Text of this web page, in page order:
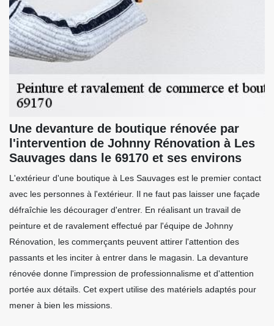
Une devanture de boutique rénovée par
l'intervention de Johnny Rénovation à Les
Sauvages dans le 69170 et ses environs
L'extérieur d'une boutique à Les Sauvages est le premier contact
avec les personnes à l'extérieur. Il ne faut pas laisser une façade
défraîchie les décourager d'entrer. En réalisant un travail de
peinture et de ravalement effectué par l'équipe de Johnny
Rénovation, les commerçants peuvent attirer l'attention des
passants et les inciter à entrer dans le magasin. La devanture
rénovée donne l'impression de professionnalisme et d'attention
portée aux détails. Cet expert utilise des matériels adaptés pour
mener à bien les missions.